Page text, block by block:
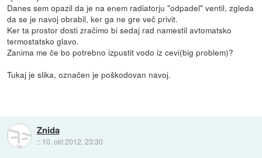
Danes sem opazil da je na enem radiatorju "odpadel" ventil, zgleda
da se je navoj obrabil, ker ga ne gre več privit.
Ker ta prostor dosti zračimo bi sedaj rad namestil avtomatsko
termostatsko glavo.
Zanima me če bo potrebno izpustit vodo iz cevi(big problem)?
Tukaj je slika, označen je poškodovan navoj.
Znida
:: 10. okt 2012, 23:30